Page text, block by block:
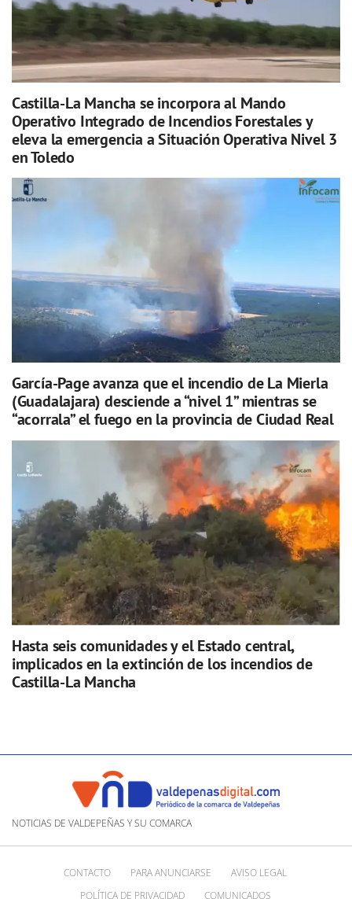
Castilla-La Mancha se incorpora al Mando
Operativo Integrado de Incendios Forestales y
eleva la emergencia a Situación Operativa Nivel 3
en Toledo
García-Page avanza que el incendio de La Mierla
(Guadalajara) desciende a “nivel 1” mientras se
“acorrala” el fuego en la provincia de Ciudad Real
Hasta seis comunidades y el Estado central,
implicados en la extinción de los incendios de
Castilla-La Mancha
NOTICIAS DE VALDEPEÑAS Y SU COMARCA
CONTACTO PARA ANUNCIARSE
AVISO LEGAL
POLÍTICA DE PRIVACIDAD
COMUNICADOS